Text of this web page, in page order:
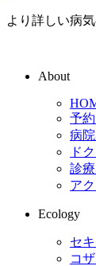
より詳しい病
About
予
病
ド
診
ア
Ecology
セ
コ